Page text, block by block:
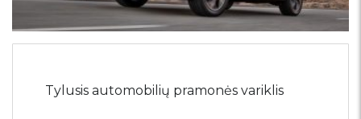
Tylusis automobilių pramonės variklis